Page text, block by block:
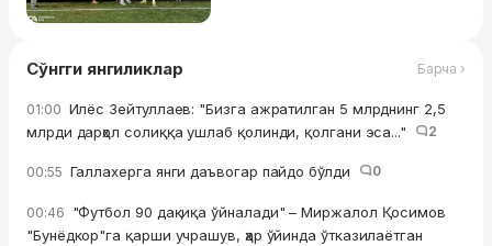
Сўнгги янгиликлар Барча ›
01:00 Илёс Зейтуллаев: "Бизга ажратилган 5 млрднинг 2,5
млрди дарҳол солиққа ушлаб қолинди, қолгани эса..."
2
00:55 Галлахерга янги даъвогар пайдо бўлди 0
00:46 "Футбол 90 дақиқа ўйналади" – Миржалол Қосимов
"Бунёдкор"га қарши учрашув, ҳар ўйинда ўтказилаётган